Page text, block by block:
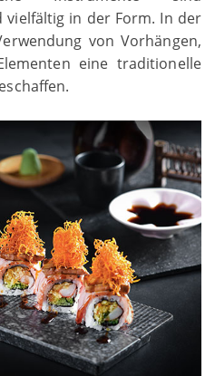
in der Form. In der
von Vorhängen,
eine traditionelle